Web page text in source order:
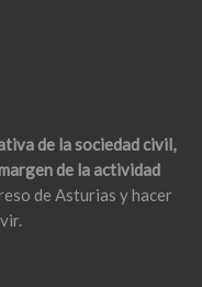
de la sociedad civil,
de la actividad
de Asturias y hacer